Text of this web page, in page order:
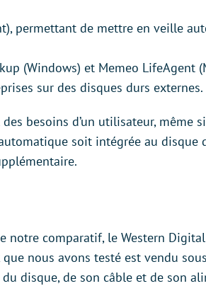
permettant de mettre en veille
(Windows) et Memeo LifeAgent
sur des disques durs externes.
besoins d’un utilisateur, même
soit intégrée au disque
notre comparatif, le Western
nous avons testé est vendu
disque, de son câble et de son